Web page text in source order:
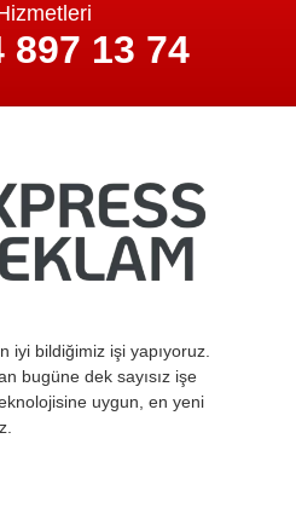
897 13 74
iyi bildiğimiz işi yapıyoruz.
bugüne dek sayısız işe
uygun, en yeni